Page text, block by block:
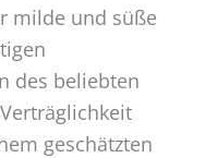
milde und süße
des beliebten
geschätzten